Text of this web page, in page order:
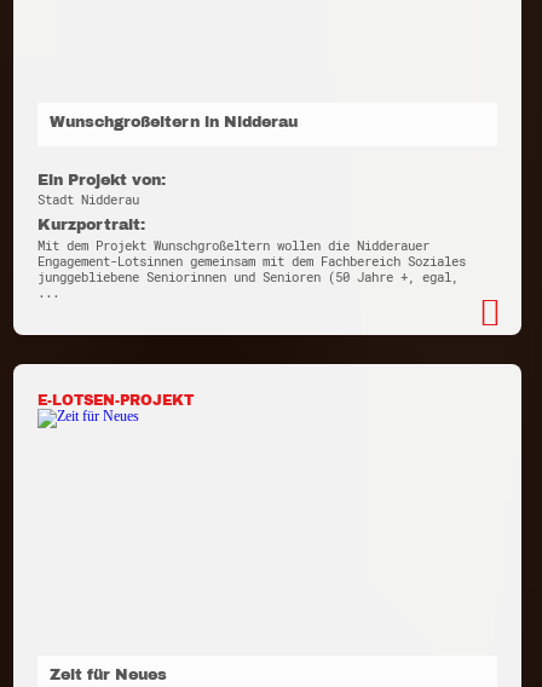
Wunschgroßeltern in Nidderau
Ein Projekt von:
Stadt Nidderau
Kurzportrait:
Mit dem Projekt Wunschgroßeltern wollen die Nidderauer
Engagement-Lotsinnen gemeinsam mit dem Fachbereich Soziales
junggebliebene Seniorinnen und Senioren (50 Jahre +, egal,
...
E-LOTSEN-PROJEKT
Zeit für Neues